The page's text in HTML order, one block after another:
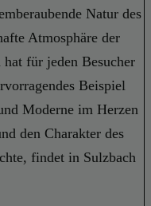
Natur des
Atmosphäre der
für jeden Besucher
Beispiel
Moderne im Herzen
den Charakter des
findet in Sulzbach